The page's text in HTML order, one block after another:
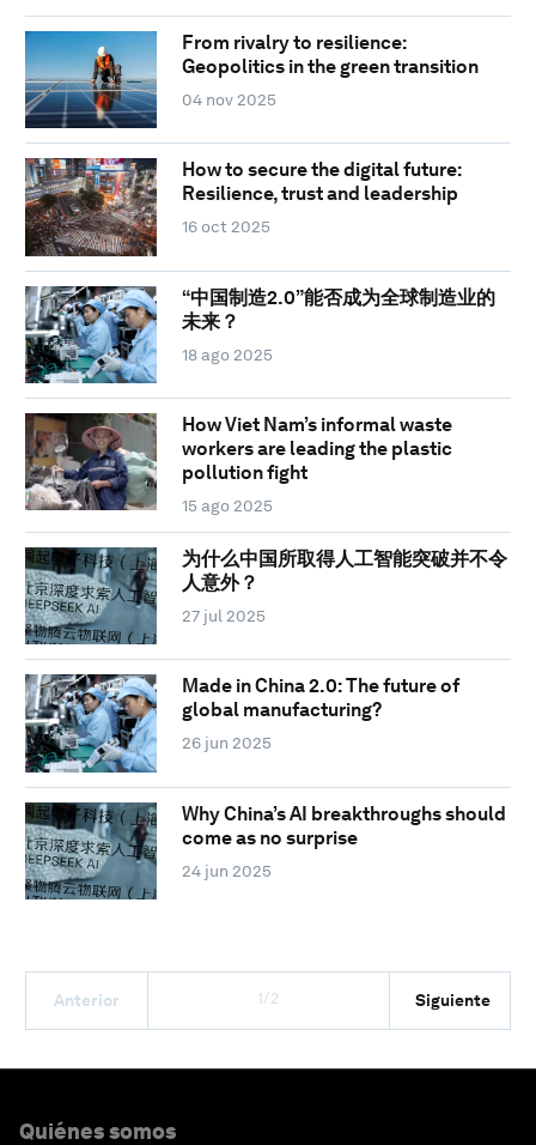
From rivalry to resilience:
Geopolitics in the green transition
04 nov 2025
How to secure the digital future:
Resilience, trust and leadership
16 oct 2025
“中国制造2.0”能否成为全球制造业的
未来？
18 ago 2025
How Viet Nam’s informal waste
workers are leading the plastic
pollution fight
15 ago 2025
为什么中国所取得人工智能突破并不令
人意外？
27 jul 2025
Made in China 2.0: The future of
global manufacturing?
26 jun 2025
Why China’s AI breakthroughs should
come as no surprise
24 jun 2025
Anterior 1/2 Siguiente
Quiénes somos